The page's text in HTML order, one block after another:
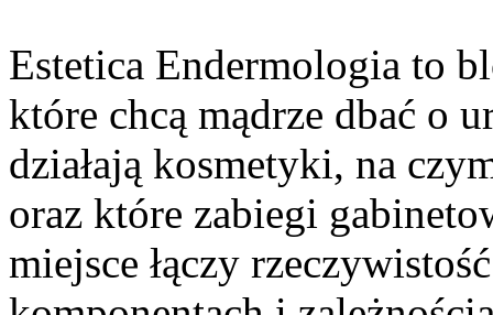
Estetica Endermologia to
które chcą mądrze dbać o
działają kosmetyki, na
oraz które zabiegi
miejsce łączy